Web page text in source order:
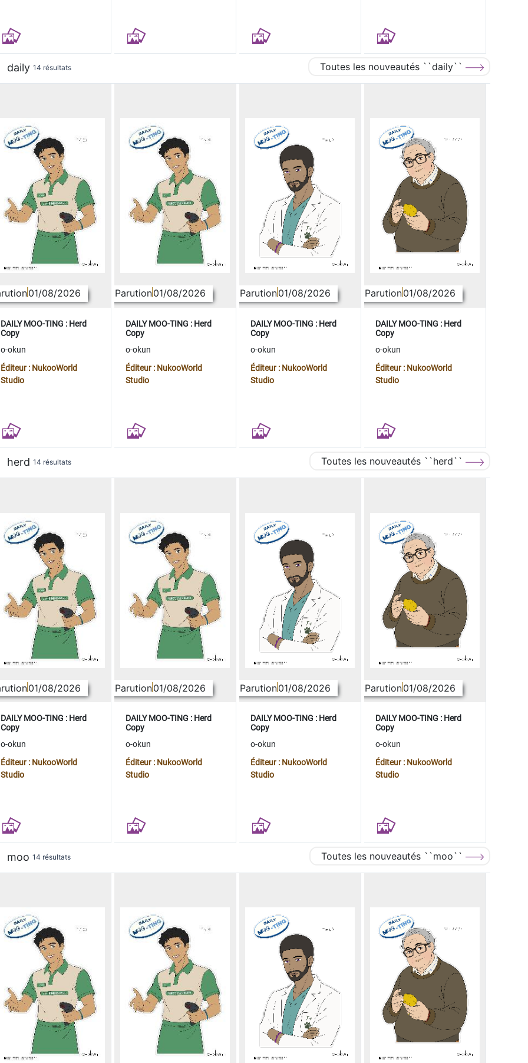
daily 14 résultats Toutes les nouveautés ``daily``
01/08/2026
DAILY MOO-TING : Herd
Copy
o-okun
Éditeur : NukooWorld
Studio
Parution01/08/2026
DAILY MOO-TING : Herd
Copy
o-okun
Éditeur : NukooWorld
Studio
Parution01/08/2026
DAILY MOO-TING : Herd
Copy
o-okun
Éditeur : NukooWorld
Studio
Parution01/08/2026
DAILY MOO-TING : Herd
Copy
o-okun
Éditeur : NukooWorld
Studio
herd 14 résultats Toutes les nouveautés ``herd``
01/08/2026
DAILY MOO-TING : Herd
Copy
o-okun
Éditeur : NukooWorld
Studio
Parution01/08/2026
DAILY MOO-TING : Herd
Copy
o-okun
Éditeur : NukooWorld
Studio
Parution01/08/2026
DAILY MOO-TING : Herd
Copy
o-okun
Éditeur : NukooWorld
Studio
Parution01/08/2026
DAILY MOO-TING : Herd
Copy
o-okun
Éditeur : NukooWorld
Studio
moo 14 résultats Toutes les nouveautés ``moo``